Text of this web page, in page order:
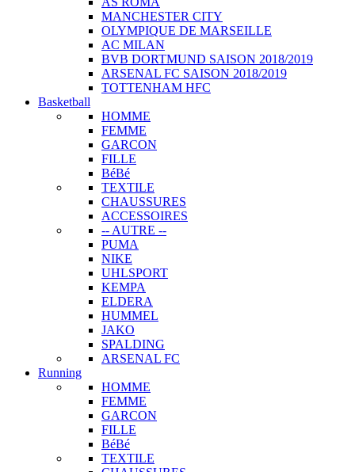
MANCHESTER CITY
OLYMPIQUE DE MARSEILLE
AC MILAN
BVB DORTMUND SAISON 2018/2019
ARSENAL FC SAISON 2018/2019
TOTTENHAM HFC
Basketball
HOMME
FEMME
GARCON
FILLE
BéBé
TEXTILE
CHAUSSURES
ACCESSOIRES
-- AUTRE --
PUMA
NIKE
UHLSPORT
KEMPA
ELDERA
HUMMEL
JAKO
SPALDING
ARSENAL FC
Running
HOMME
FEMME
GARCON
FILLE
BéBé
TEXTILE